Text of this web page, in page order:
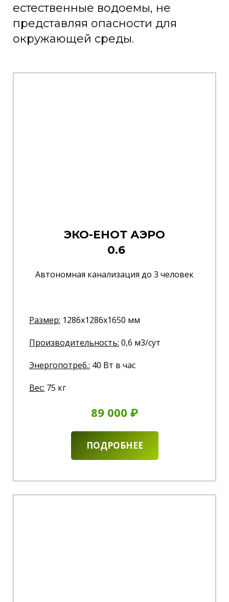
естественные водоемы, не
представляя опасности для
окружающей среды.
ЭКО-ЕНОТ АЭРО
0.6
Автономная канализация до 3 человек
Размер: 1286x1286x1650 мм
Производительность: 0,6 м3/сут
Энергопотреб.: 40 Вт в час
Вес: 75 кг
89 000 ₽
ПОДРОБНЕЕ